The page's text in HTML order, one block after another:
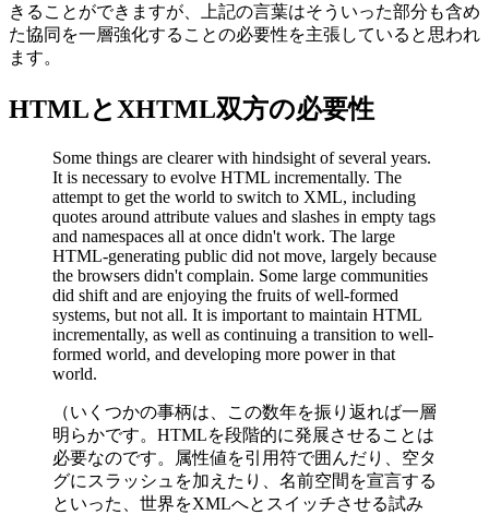
きることができますが、上記の言葉はそういった部分も含め
た協同を一層強化することの必要性を主張していると思われ
ます。
HTMLとXHTML双方の必要性
Some things are clearer with hindsight of several years.
It is necessary to evolve HTML incrementally. The
attempt to get the world to switch to XML, including
quotes around attribute values and slashes in empty tags
and namespaces all at once didn't work. The large
HTML-generating public did not move, largely because
the browsers didn't complain. Some large communities
did shift and are enjoying the fruits of well-formed
systems, but not all. It is important to maintain HTML
incrementally, as well as continuing a transition to well-
formed world, and developing more power in that
world.
（いくつかの事柄は、この数年を振り返れば一層
明らかです。HTMLを段階的に発展させることは
必要なのです。属性値を引用符で囲んだり、空タ
グにスラッシュを加えたり、名前空間を宣言する
といった、世界をXMLへとスイッチさせる試み